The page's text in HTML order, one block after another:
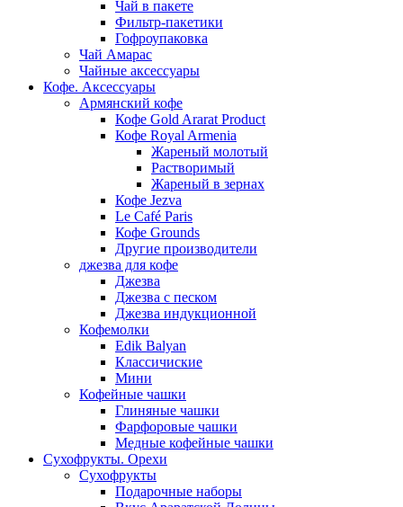
Чай в пакете
Фильтр-пакетики
Гофроупаковка
Чай Амарас
Чайные аксессуары
Кофе. Аксессуары
Армянский кофе
Кофе Gold Ararat Product
Кофе Royal Armenia
Жареный молотый
Растворимый
Жареный в зернах
Кофе Jezva
Le Café Paris
Кофе Grounds
Другие производители
джезва для кофе
Джезва
Джезва с песком
Джезва индукционной
Кофемолки
Edik Balyan
Классичиские
Мини
Кофейные чашки
Глиняные чашки
Фарфоровые чашки
Медные кофейные чашки
Сухофрукты. Орехи
Сухофрукты
Подарочные наборы